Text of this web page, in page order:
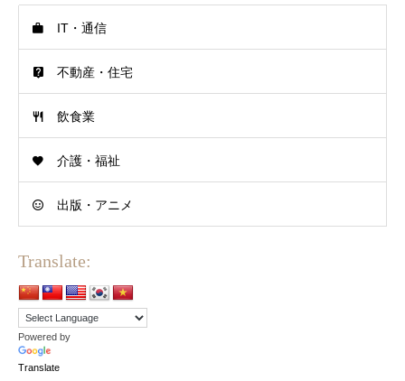
IT・通信
不動産・住宅
飲食業
介護・福祉
出版・アニメ
Translate:
Powered by
Translate